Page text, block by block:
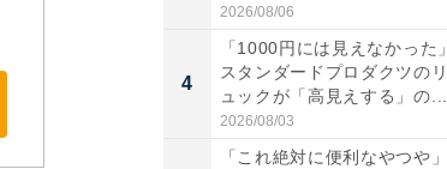
帰...
2026/08/06
4
「1000円には見えなかった」
スタンダードプロダクツのリ
ュックが「高見えする」の...
2026/08/03
「これ絶対に便利なやつや」